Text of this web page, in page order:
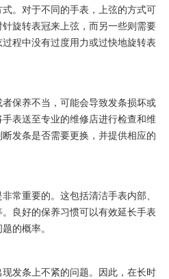
对于不同的手表，上弦的方式可
旋转表冠来上弦，而另一些则需要
程中没有过度用力或过快地旋转表
保养不当，可能会导致发条损坏或
表送至专业的维修店进行检查和维
发条是否需要更换，并提供相应的
重要的。这包括清洁手表内部、
良好的保养习惯可以有效延长手表
的概率。
发条上不紧的问题。因此，在长时